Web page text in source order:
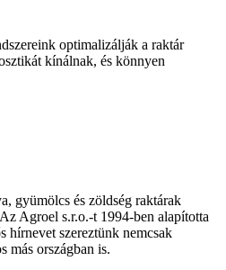
optimalizálják a raktár
kínálnak, és könnyen
gyümölcs és zöldség raktárak
Agroel s.r.o.-t 1994-ben alapította
szereztünk nemcsak
más országban is.